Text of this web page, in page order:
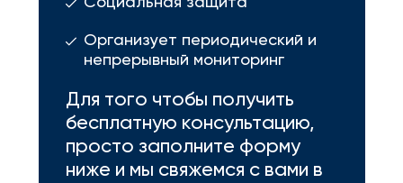
Организует периодический и
непрерывный мониторинг
Для того чтобы получить
бесплатную консультацию,
просто заполните форму
ниже и мы свяжемся с вами в